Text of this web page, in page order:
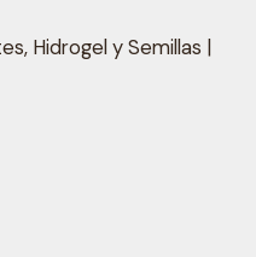
Hidrogel y Semillas |